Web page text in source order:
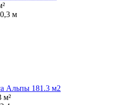
м
м²